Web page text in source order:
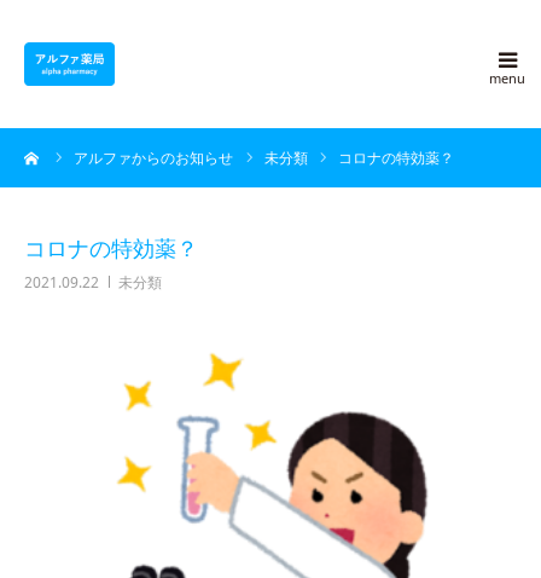
アルファからのお知らせ 未分類 コロナの特効薬？
コロナの特効薬？
2021.09.22 未分類
採用情報
よくある質問
ブログ